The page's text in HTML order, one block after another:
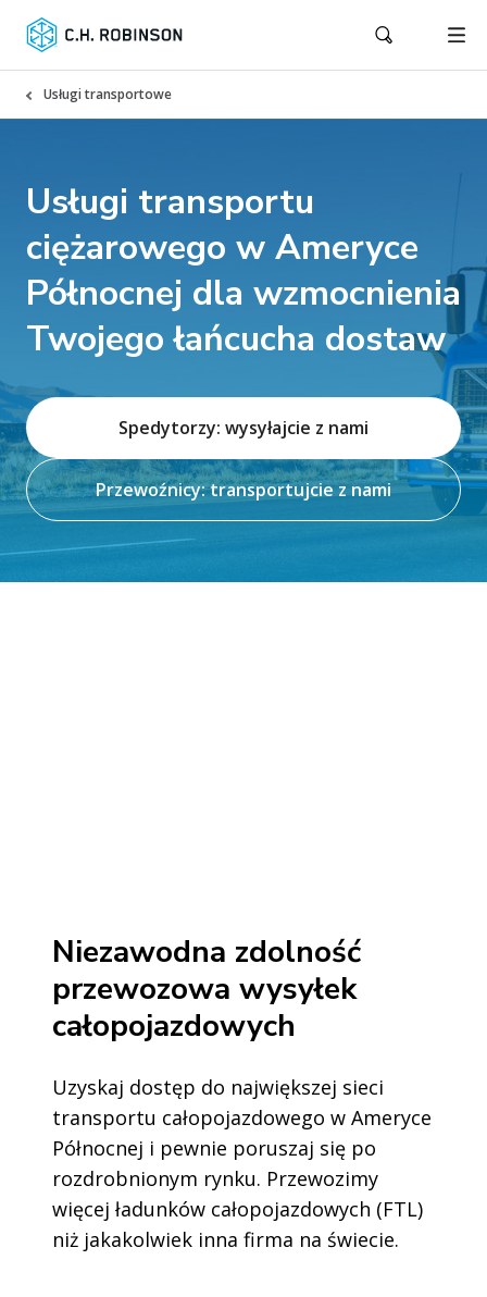
Usługi transportowe
Usługi transportu
ciężarowego w Ameryce
Północnej dla wzmocnienia
Twojego łańcucha dostaw
Spedytorzy: wysyłajcie z nami
Przewoźnicy: transportujcie z nami
Niezawodna zdolność
przewozowa wysyłek
całopojazdowych
Uzyskaj dostęp do największej sieci
transportu całopojazdowego w Ameryce
Północnej i pewnie poruszaj się po
rozdrobnionym rynku. Przewozimy
więcej ładunków całopojazdowych (FTL)
niż jakakolwiek inna firma na świecie.